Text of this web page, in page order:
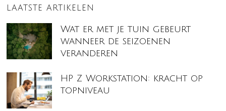
LAATSTE ARTIKELEN
Wat er met je tuin gebeurt
wanneer de seizoenen
veranderen
HP Z Workstation: kracht op
topniveau